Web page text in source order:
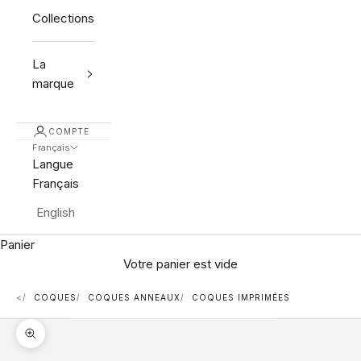
Collections
La
marque
COMPTE
Français
Langue
Français
English
Panier
Votre panier est vide
< COQUES COQUES ANNEAUX COQUES IMPRIMÉES
Zoomer sur l'image